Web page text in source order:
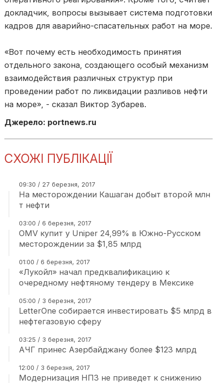
докладчик, вопросы вызывает система подготовки
кадров для аварийно-спасательных работ на море.
«Вот почему есть необходимость принятия
отдельного закона, создающего особый механизм
взаимодействия различных структур при
проведении работ по ликвидации разливов нефти
на море», - сказал Виктор Зубарев.
Джерело: portnews.ru
СХОЖІ ПУБЛІКАЦІЇ
09:30 / 27 березня, 2017
На месторождении Кашаган добыт второй млн
т нефти
03:00 / 6 березня, 2017
OMV купит у Uniper 24,99% в Южно-Русском
месторождении за $1,85 млрд
01:00 / 6 березня, 2017
«Лукойл» начал предквалификацию к
очередному нефтяному тендеру в Мексике
05:00 / 3 березня, 2017
LetterOne собирается инвестировать $5 млрд в
нефтегазовую сферу
03:25 / 3 березня, 2017
АЧГ принес Азербайджану более $123 млрд
12:00 / 3 березня, 2017
Модернизация НПЗ не приведет к снижению